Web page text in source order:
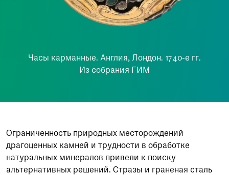
Часы карманные. Англия, Лондон. 1740-е гг.
Из собрания ГИМ
Ограниченность природных месторождений
драгоценных камней и трудности в обработке
натуральных минералов привели к поиску
альтернативных решений. Стразы и граненая сталь